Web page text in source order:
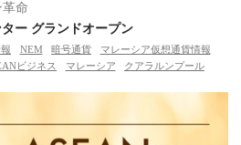
命
ー グランドオープン
NEM 暗号通貨
マレーシア仮想通貨情報
ビジネス マレーシア クアラルンプール